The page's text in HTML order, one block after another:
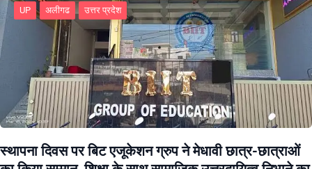
UP अलीगढ उत्तर प्रदेश
स्थापना दिवस पर बिट एजूकेशन ग्रुप ने मेधावी छात्र-छात्राओं